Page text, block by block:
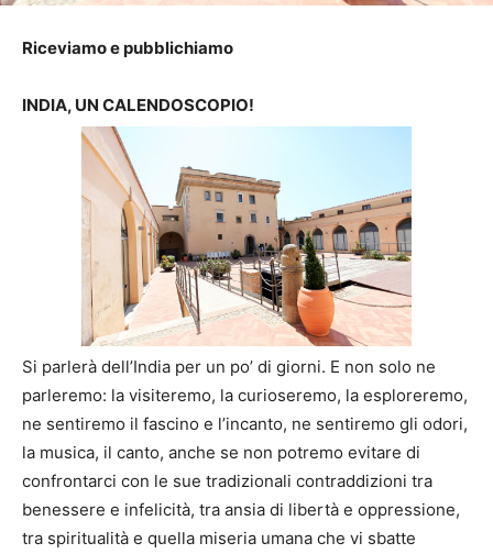
Riceviamo e pubblichiamo
INDIA, UN CALENDOSCOPIO!
Si parlerà dell’India per un po’ di giorni. E non solo ne
parleremo: la visiteremo, la curioseremo, la esploreremo,
ne sentiremo il fascino e l’incanto, ne sentiremo gli odori,
la musica, il canto, anche se non potremo evitare di
confrontarci con le sue tradizionali contraddizioni tra
benessere e infelicità, tra ansia di libertà e oppressione,
tra spiritualità e quella miseria umana che vi sbatte